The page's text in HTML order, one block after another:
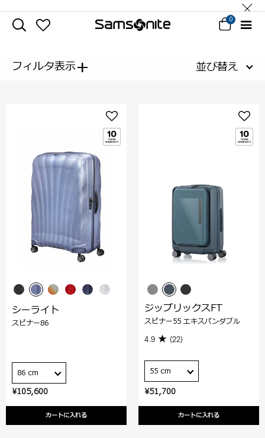
0
フィルタ表示+ 並び替え
¥105,600
カートに入れる
シーライト
スピナー86
86 cm
¥51,700
カートに入れる
ジップリックスFT
スピナー55 エキスパンダブル
4.9 (22)
55 cm